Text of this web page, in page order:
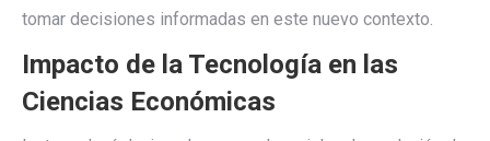
tomar decisiones informadas en este nuevo contexto.
Impacto de la Tecnología en las
Ciencias Económicas